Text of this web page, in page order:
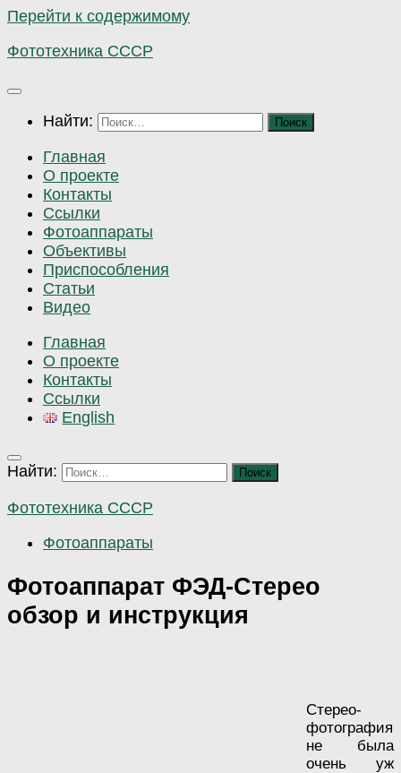
Перейти к содержимому
Фототехника СССР
Найти:
Главная
О проекте
Контакты
Ссылки
Фотоаппараты
Объективы
Приспособления
Статьи
Видео
Главная
О проекте
Контакты
Ссылки
English
Найти:
Фототехника СССР
Фотоаппараты
Фотоаппарат ФЭД-Стерео
обзор и инструкция
Стерео-
фотография
не была
очень уж